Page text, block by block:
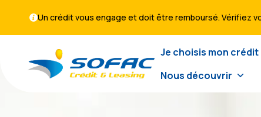
Un crédit vous engage et doit être remboursé. Vérifiez
Je choisis mon crédit
Nous découvrir